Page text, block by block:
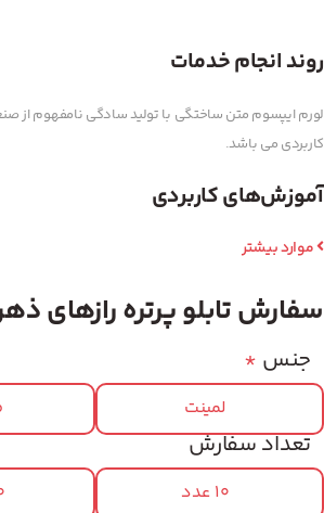
روند انجام خدمات
لورم ایپسوم متن ساختگی با تولید سادگی نامفهوم از
کاربردی می باشد.
آموزش‌های کاربردی
موارد بیشتر
سفارش تابلو پرتره رازهای
* جنس
لمینت
تعداد سفارش
10 عدد